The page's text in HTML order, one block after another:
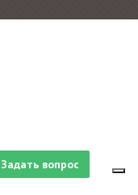
Задать вопрос